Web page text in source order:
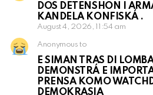
DOS DETENSHON I
KANDELA KONFISKÁ .
August 4, 2026, 11:54 am
Anonymous to
E SIMAN TRAS DI
DEMONSTRÁ E
PRENSA KOMO
DEMOKRASIA